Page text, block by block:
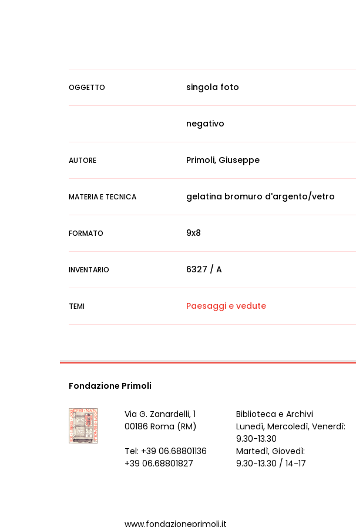
OGGETTO singola foto
negativo
AUTORE Primoli, Giuseppe
MATERIA E TECNICA gelatina bromuro d'argento/vetro
FORMATO 9x8
INVENTARIO 6327 / A
TEMI Paesaggi e vedute
Fondazione Primoli
Via G. Zanardelli, 1
00186 Roma (RM)
Tel: +39 06.68801136
+39 06.68801827
Biblioteca e Archivi
Lunedì, Mercoledì, Venerdì:
9.30-13.30
Martedì, Giovedì:
9.30-13.30 / 14-17
www.fondazioneprimoli.it